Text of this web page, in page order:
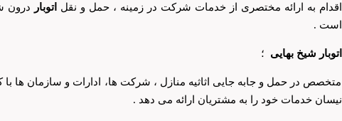
اقدام به ارائه مختصری از خدمات شرکت در زمینه ، حمل و نقل اتوبار
درون
است .
اتوبار شیخ بهایی ؛
متخصص در حمل و جابه جایی اثاثیه منازل ، شرکت ها، ادارات و سازمان ها
نیسان خدمات خود را به مشتریان ارائه می دهد .